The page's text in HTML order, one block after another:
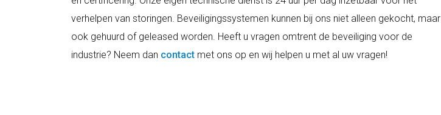
verhelpen van storingen. Beveiligingssystemen kunnen bij ons niet alleen gekocht, maar
ook gehuurd of geleased worden. Heeft u vragen omtrent de beveiliging voor de
industrie? Neem dan contact met ons op en wij helpen u met al uw vragen!